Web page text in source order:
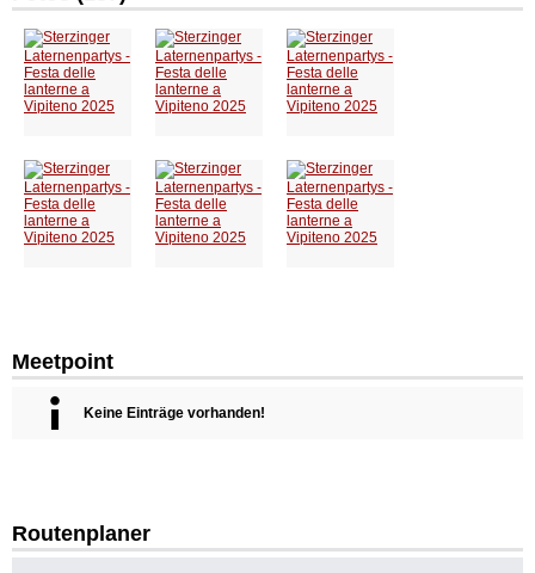
Meetpoint
Keine Einträge vorhanden!
Routenplaner